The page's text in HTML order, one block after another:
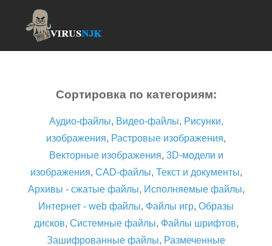
Сортировка по категориям:
Аудио-файлы, Видео-файлы, Рисунки,
изображения, Растровые изображения,
Векторные изображения, 3D-модели и
изображения, CAD-файлы, Текст и документы,
Архивы - сжатые файлы, Исполняемые файлы,
Интернет - web файлы, Файлы игр, Образы
дисков, Системные файлы, Файлы шрифтов,
Зашифрованные файлы, Размеченные